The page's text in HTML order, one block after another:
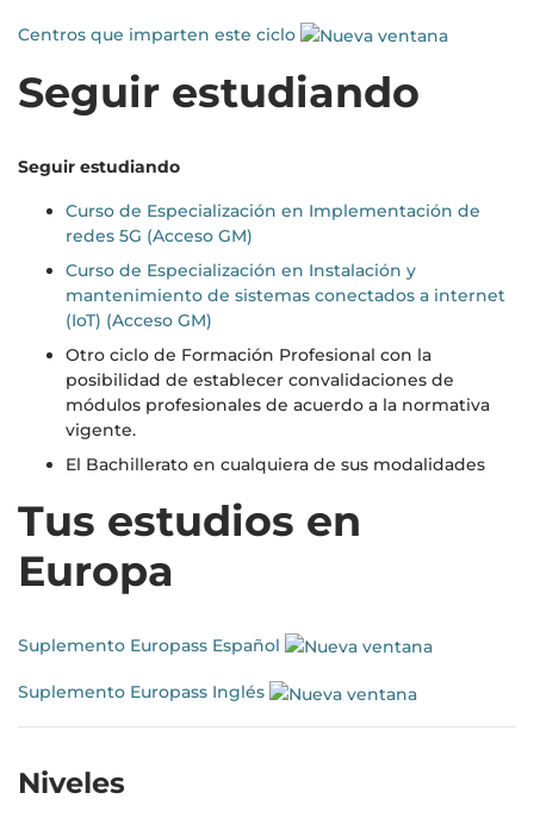
Centros que imparten este ciclo
Seguir estudiando
Seguir estudiando
Curso de Especialización en Implementación de
redes 5G (Acceso GM)
Curso de Especialización en Instalación y
mantenimiento de sistemas conectados a internet
(IoT) (Acceso GM)
Otro ciclo de Formación Profesional con la
posibilidad de establecer convalidaciones de
módulos profesionales de acuerdo a la normativa
vigente.
El Bachillerato en cualquiera de sus modalidades
Tus estudios en
Europa
Suplemento Europass Español
Suplemento Europass Inglés
Niveles